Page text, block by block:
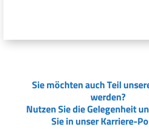
Sie möchten auch Teil
werden?
Nutzen Sie die Gelegenheit
Sie in unser Karriere-